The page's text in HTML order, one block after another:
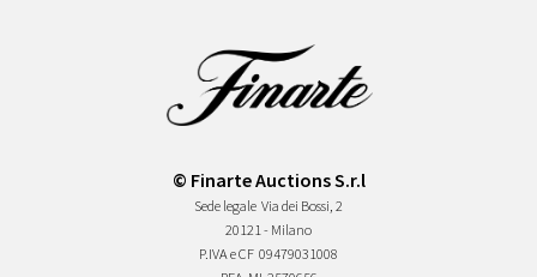
© Finarte Auctions S.r.l
Sede legale Via dei Bossi, 2
20121 - Milano
P.IVA e CF 09479031008